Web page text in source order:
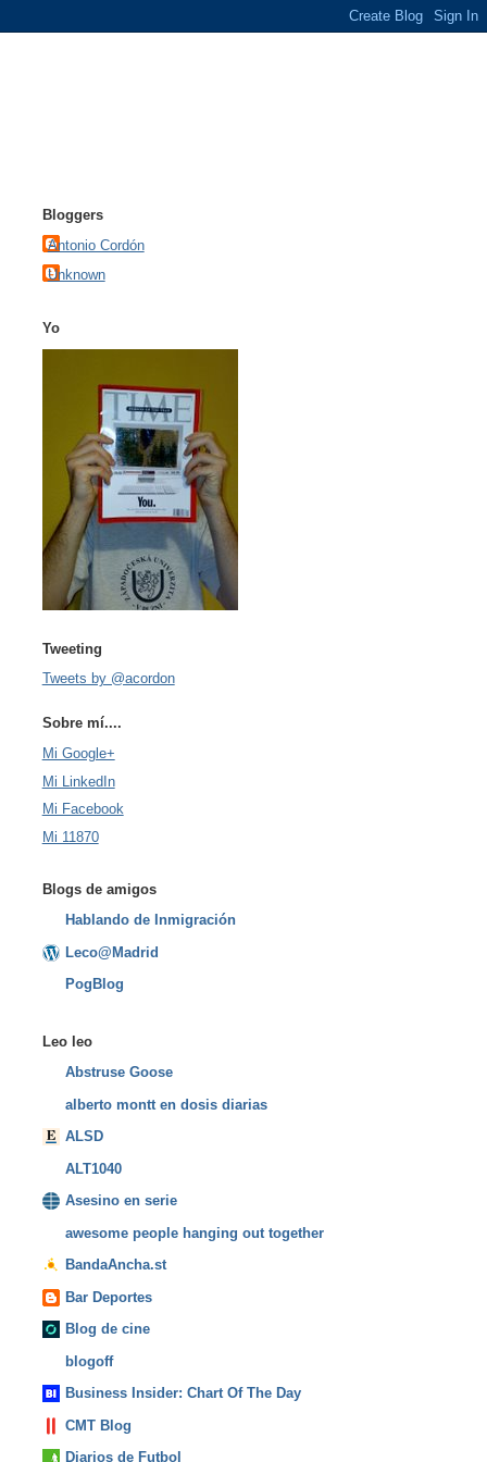
Bloggers
Antonio Cordón
Unknown
Yo
Tweeting
Tweets by @acordon
Sobre mí....
Mi Google+
Mi LinkedIn
Mi Facebook
Mi 11870
Blogs de amigos
Hablando de Inmigración
Leco@Madrid
PogBlog
Leo leo
Abstruse Goose
alberto montt en dosis diarias
ALSD
ALT1040
Asesino en serie
awesome people hanging out together
BandaAncha.st
Bar Deportes
Blog de cine
blogoff
Business Insider: Chart Of The Day
CMT Blog
Diarios de Futbol